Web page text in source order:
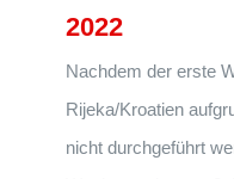
2022
Nachdem der erste
Rijeka/Kroatien
nicht durchgeführt